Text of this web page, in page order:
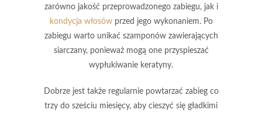
zarówno jakość przeprowadzonego zabiegu, jak i
kondycja włosówprzed jego wykonaniem. Po
zabiegu warto unikać szamponów zawierających
siarczany, ponieważ mogą one przyspieszać
wypłukiwanie keratyny.
Dobrze jest także regularnie powtarzać zabieg co
trzy do sześciu miesięcy, aby cieszyć się gładkimi